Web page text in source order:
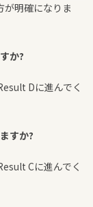
が明確になりま
か?
Dに進んでく
すか?
Cに進んでく